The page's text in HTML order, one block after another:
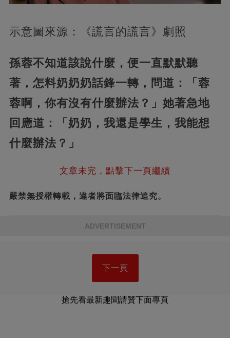
示意圖來源：《謊言的謊言》劇照
孫蓉不知道該說什麼，便一直默默聽
著，怎料奶奶奶話鋒一轉，問道：「蓉
蓉啊，你有沒有什麼辦法？」她著急地
回應道：「奶奶，我還是學生，我能想
什麼辦法？」
文章未完，點擊下一頁繼續
嚴禁無授權轉載，違者將面臨法律追究。
ADVERTISEMENT
下一頁
搶先看最新趣聞請贊下面專頁